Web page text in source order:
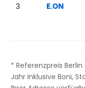
3 E.ON
* Referenzpreis Berlin
Jahr inklusive Boni,